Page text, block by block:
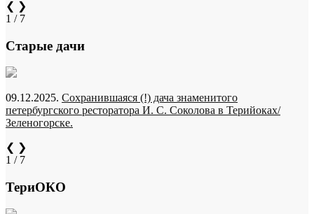
❮ ❯
1 / 7
Старые дачи
09.12.2025. Сохранившаяся (!) дача знаменитого
петербургского ресторатора И. С. Соколова в Терийоках/
Зеленогорске.
❮ ❯
1 / 7
ТериОКО